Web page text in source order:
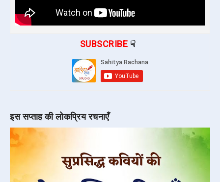
SUBSCRIBE☟
इस सप्ताह की लोकप्रिय रचनाएँ